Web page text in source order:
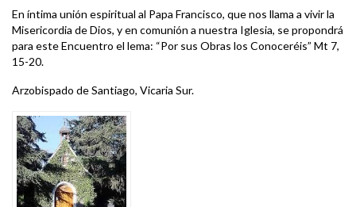
En íntima unión espiritual al Papa Francisco, que nos llama a vivir la
Misericordia de Dios, y en comunión a nuestra Iglesia, se propondrá
para este Encuentro el lema: “Por sus Obras los Conoceréis” Mt 7,
15-20.
Arzobispado de Santiago, Vicaria Sur.